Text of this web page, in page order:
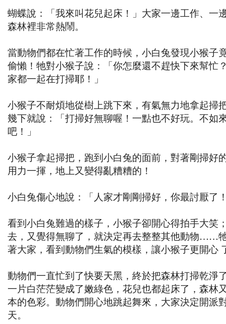
蝴蝶說：「我來叫花兒起床！」大家一邊工作、一
森林裡非常熱鬧。
當動物們都在忙著工作的時候，小白兔發現小猴子
偷懶！牠對小猴子說：「你怎麼還不趕快下來幫忙
家都一起在打掃耶！」
小猴子不耐煩地從樹上跳下來，有氣無力地拿起掃
幾下就說：「打掃好無聊喔！一點也不好玩。不如
吧！」
小猴子拿起掃把，跑到小白兔的面前，對著剛掃好
用力一揮，地上又變得亂糟糟的！
小白兔傷心地說：「人家才剛剛掃好，你最討厭了
看到小白兔難過的樣子，小猴子卻開心得拍手大笑
去，又覺得無聊了，就決定再去整整其他動物……
著大家，看到動物們生氣的模樣，讓小猴子更開心
動物們一直忙到了快要天黑，終於把森林打掃乾淨
一片白茫茫變成了嫩綠色，花兒也都起床了，森林
本的色彩。動物們開心地跳起舞來，大家決定開派
天。